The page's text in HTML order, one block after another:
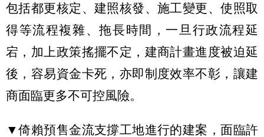
包括都更核定、建照核發、施工變更、使照取
得等流程複雜、拖長時間，一旦行政流程延
宕，加上政策搖擺不定，建商計畫進度被迫延
後，容易資金卡死，亦即制度效率不彰，讓建
商面臨更多不可控風險。
▼倚賴預售金流支撐工地進行的建案，面臨許